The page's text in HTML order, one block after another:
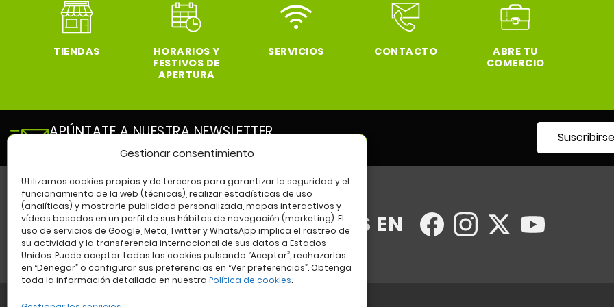
Gestionar consentimiento
Utilizamos cookies propias y de terceros para garantizar la seguridad y el
funcionamiento de la web (técnicas), realizar estadísticas de uso
(analíticas) y mostrarle publicidad personalizada, mapas interactivos y
vídeos basados en un perfil de sus hábitos de navegación (marketing). El
uso de servicios de Google, Meta, Twitter y WhatsApp implica el rastreo de
su actividad y la transferencia internacional de sus datos a Estados
Unidos. Puede aceptar todas las cookies pulsando “Aceptar”, rechazarlas
en “Denegar” o configurar sus preferencias en “Ver preferencias”. Obtenga
toda la información detallada en nuestra Política de cookies.
TIENDAS
HORARIOS Y
FESTIVOS DE
APERTURA
SERVICIOS CONTACTO
ABRE TU
COMERCIO
APÚNTATE A NUESTRA NEWSLETTER
y entérate de todas las novedades de nuestro centro
Suscribirse
SÍGUENOS EN